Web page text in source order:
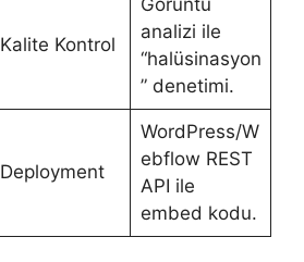
Kalite Kontrol
analizi ile
“halüsinasyon
” denetimi.
Deployment
WordPress/W
ebflow REST
API ile
embed kodu.